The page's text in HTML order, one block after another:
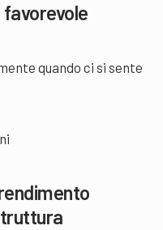
quando ci si sente